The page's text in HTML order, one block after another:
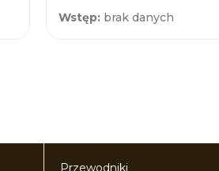
Wstęp: brak danych
Przewodniki